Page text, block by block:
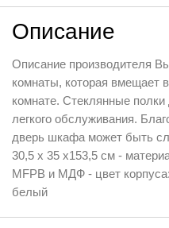
Описание
Описание производителя
комнаты, которая вмещает
комнате. Стеклянные
легкого обслуживания.
дверь шкафа может быть
30,5 x 35 x153,5 см -
MFPB и МДФ - цвет
белый